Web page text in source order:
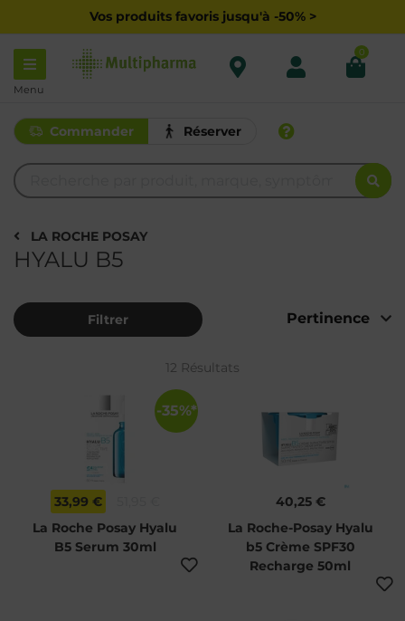
Vos produits favoris jusqu'à -50% >
Menu
0
Commander Réserver
LA ROCHE POSAY
HYALU B5
Filtrer
12 Résultats
-35%*
33,99 €
La Roche Posay Hyalu
B5 Serum 30ml
40,25 €
La Roche-Posay Hyalu
b5 Crème SPF30
Recharge 50ml